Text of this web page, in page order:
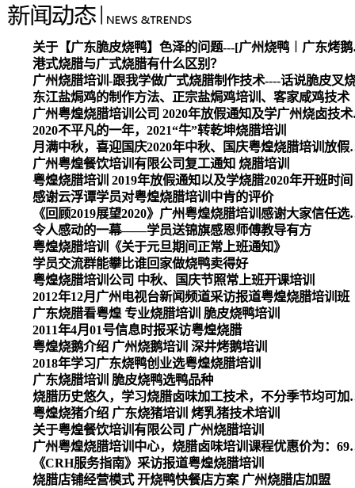
关于【广
港式烧腊与广式烧腊有什么区别？
广州烧腊培训-跟我学做广式烧腊制作技术----话说脆皮叉
东江盐焗鸡的制作方法、正宗盐焗鸡培训、客家咸鸡技术
广州粤煌
2020不平凡的一年，2021“牛”转乾坤烧腊培训
月满中秋，喜迎
广州粤煌餐饮培训有限公司复工通知 烧腊培训
粤煌烧腊培训 2019年放假通知以及学烧腊2020年开班时间
感谢云浮谭学员对粤煌烧腊培训中肯的评价
《回顾2019展望
令人感动的一幕——学员送锦旗感恩师傅教导有方
粤煌烧腊培训《关于元旦期间正常上班通知》
学员交流群能攀比谁回家做烧鸭卖得好
粤煌烧腊培训公司 中秋、国庆节照常上班开课培训
2012年12月广州电视台新闻频道采访报道粤煌烧腊培训班
广东烧腊看粤煌 专业烧腊培训 脆皮烧鸭培训
2011年4月01号信息时报采访粤煌烧腊
粤煌烧鹅介绍 广州烧鹅培训 深井烤鹅培训
2018年学习广东烧鸭创业选粤煌烧腊培训
广东烧腊培训 脆皮烧鸭选鸭品种
烧腊历史悠久，学习
粤煌烧猪介绍 广东烧猪培训 烤乳猪技术培训
关于粤煌餐饮培训有限公司 广州烧腊培训
广州粤煌烧腊培训中心，烧腊卤味培训课程优惠价为：6980元
《CRH服务指南》采访报道粤煌烧腊培训
烧腊店铺经营模式 开烧鸭快餐店方案 广州烧腊店加盟